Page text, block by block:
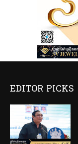
EDITOR PICKS